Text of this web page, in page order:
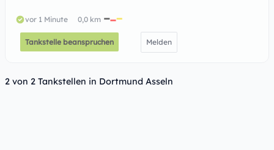
vor 1 Minute 0,0 km
Tankstelle beanspruchen Melden
2 von 2 Tankstellen in Dortmund Asseln